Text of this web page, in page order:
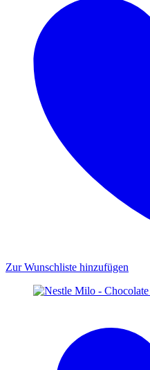
Zur Wunschliste hinzufügen